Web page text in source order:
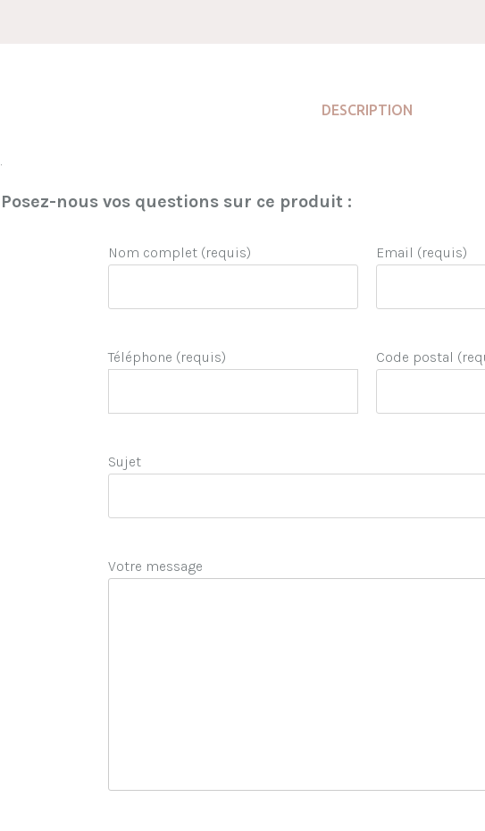
DESCRIPTION
.
Posez-nous vos questions sur ce produit :
Nom complet (requis) Email (requis)
Téléphone (requis) Code postal
Sujet
Votre message